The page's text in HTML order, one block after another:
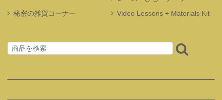
秘密の雑貨コーナー
Video Lessons + Materials Kit